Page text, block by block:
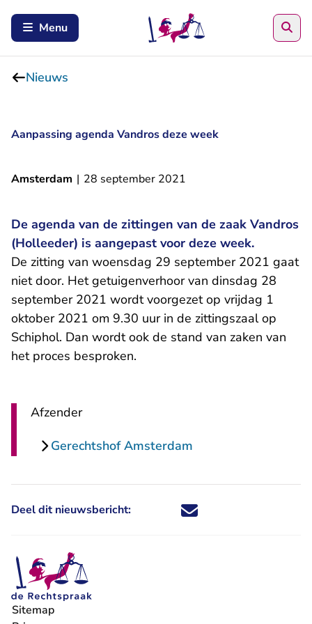
Menu
Nieuws
Aanpassing agenda Vandros deze week
Amsterdam | 28 september 2021
De agenda van de zittingen van de zaak Vandros
(Holleeder) is aangepast voor deze week.
De zitting van woensdag 29 september 2021 gaat
niet door. Het getuigenverhoor van dinsdag 28
september 2021 wordt voorgezet op vrijdag 1
oktober 2021 om 9.30 uur in de zittingszaal op
Schiphol. Dan wordt ook de stand van zaken van
het proces besproken.
Afzender
Gerechtshof Amsterdam
Deel dit nieuwsbericht: Deel dit nieuwsbericht via X -
Deel dit nieuwsbericht via
Deel dit nieuwsbericht
Deel dit
Sitemap